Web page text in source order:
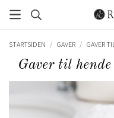
STARTSIDEN / GAVER / GAVER TIL
Gaver til hende